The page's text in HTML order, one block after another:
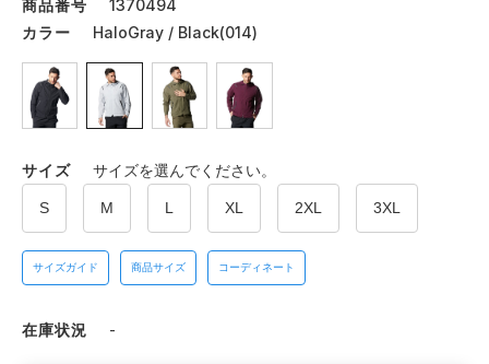
商品番号
1370494
カラー
HaloGray / Black(014)
サイズ サイズを選んでください。
S M L XL 2XL 3XL
サイズガイド 商品サイズ コーディネート
在庫状況 -